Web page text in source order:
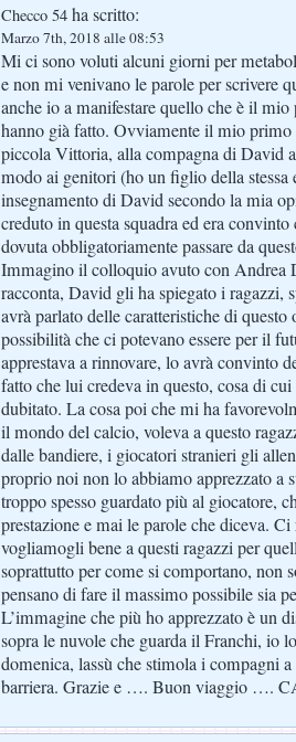
Checco 54 ha scritto:
Marzo 7th, 2018 alle 08:53
Mi ci sono voluti alcuni giorni per
e non mi venivano le parole per scrivere
anche io a manifestare quello che è il
hanno già fatto. Ovviamente il mio
piccola Vittoria, alla compagna di David
modo ai genitori (ho un figlio della stessa
insegnamento di David secondo la mia
creduto in questa squadra ed era convinto
dovuta obbligatoriamente passare da
Immagino il colloquio avuto con Andrea
racconta, David gli ha spiegato i ragazzi,
avrà parlato delle caratteristiche di
possibilità che ci potevano essere per il
apprestava a rinnovare, lo avrà convinto
fatto che lui credeva in questo, cosa di
dubitato. La cosa poi che mi ha
il mondo del calcio, voleva a questo
dalle bandiere, i giocatori stranieri gli
proprio noi non lo abbiamo apprezzato a
troppo spesso guardato più al giocatore,
prestazione e mai le parole che diceva.
vogliamogli bene a questi ragazzi per
soprattutto per come si comportano, non
pensano di fare il massimo possibile sia
L’immagine che più ho apprezzato è un
sopra le nuvole che guarda il Franchi, io
domenica, lassù che stimola i compagni
barriera. Grazie e …. Buon viaggio ….